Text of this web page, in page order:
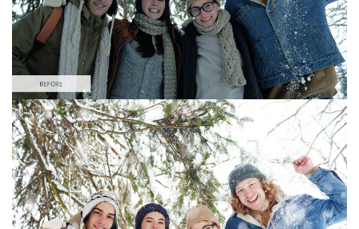
Si prega di Selezionare
Free PNG Overlay #9